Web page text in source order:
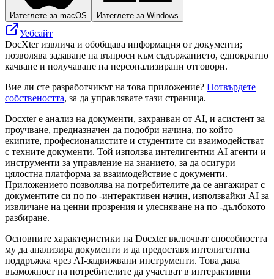
Изтеглете за macOS Изтеглете за Windows
Уебсайт
DocXter извлича и обобщава информация от документи;
позволява задаване на въпроси към съдържанието, еднократно
качване и получаване на персонализирани отговори.
Вие ли сте разработчикът на това приложение? Потвърдете
собствеността, за да управлявате тази страница.
Docxter е анализ на документи, захранван от AI, и асистент за
проучване, предназначен да подобри начина, по който
екипите, професионалистите и студентите си взаимодействат
с техните документи. Той използва интелигентни AI агенти и
инструменти за управление на знанието, за да осигури
цялостна платформа за взаимодействие с документи.
Приложението позволява на потребителите да се ангажират с
документите си по по -интерактивен начин, използвайки AI за
извличане на ценни прозрения и улесняване на по -дълбокото
разбиране.
Основните характеристики на Docxter включват способността
му да анализира документи и да предоставя интелигентна
поддръжка чрез AI-задвижвани инструменти. Това дава
възможност на потребителите да участват в интерактивни